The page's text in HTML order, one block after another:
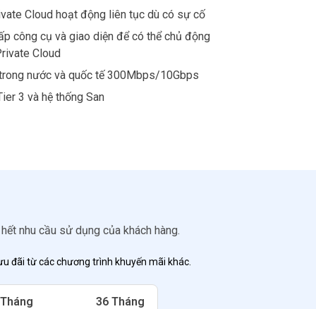
Cloud hoạt động liên tục dù có sự cố
công cụ và giao diện để có thể chủ động
Cloud
nước và quốc tế 300Mbps/10Gbps
3 và hệ thống San
nhu cầu sử dụng của khách hàng.
đãi từ các chương trình khuyến mãi khác.
36 Tháng